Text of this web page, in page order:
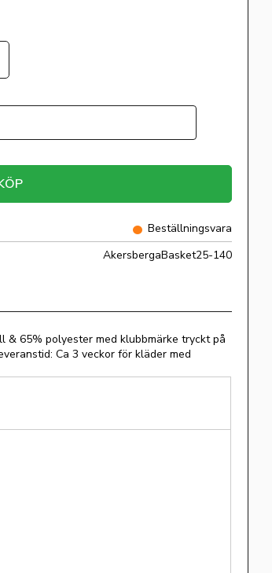
Beställningsvara
AkersbergaBasket25-140
& 65% polyester med klubbmärke tryckt på
Ca 3 veckor för kläder med